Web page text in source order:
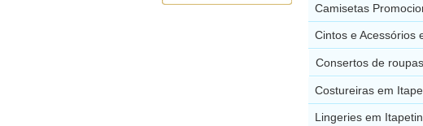
Camisetas
Cintos e Acessórios
Consertos de
Costureiras em
Lingeries em